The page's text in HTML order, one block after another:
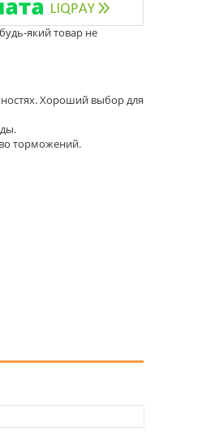
який товар не
Хороший выбор для
торможений.